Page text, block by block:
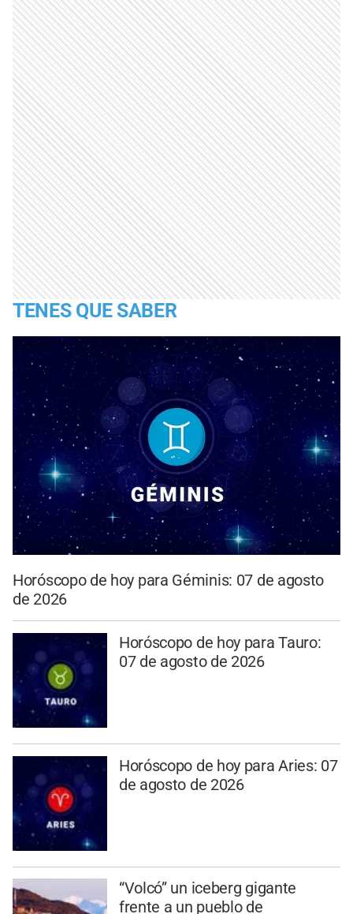
TENES QUE SABER
Horóscopo de hoy para Géminis: 07 de agosto
de 2026
Horóscopo de hoy para Tauro:
07 de agosto de 2026
Horóscopo de hoy para Aries: 07
de agosto de 2026
“Volcó” un iceberg gigante
frente a un pueblo de